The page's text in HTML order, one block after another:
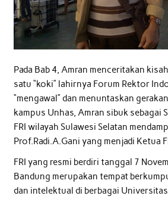
Pada Bab 4, Amran menceritakan
satu “koki” lahirnya Forum Rektor
“mengawal” dan menuntaskan
kampus Unhas, Amran sibuk sebagai
FRI wilayah Sulawesi Selatan
Prof.Radi.A.Gani yang menjadi Ketua
FRI yang resmi berdiri tanggal 7
Bandung merupakan tempat
dan intelektual di berbagai